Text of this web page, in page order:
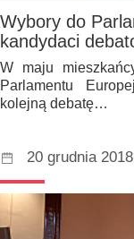
Wybory do
kandydaci
W maju
Parlamentu
kolejną debatę…
20 grudnia 2018